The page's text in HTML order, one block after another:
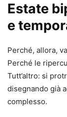
Estate
e
Perché, allora,
Perché le
Tutt’altro: si
disegnando già
complesso.